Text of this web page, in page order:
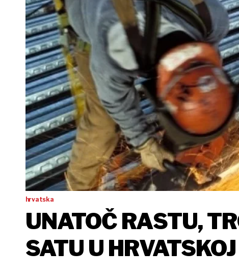
hrvatska
UNATOČ RASTU,
SATU U